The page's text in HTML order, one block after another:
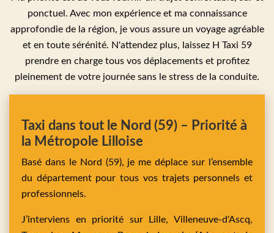
ponctuel. Avec mon expérience et ma connaissance
approfondie de la région, je vous assure un voyage agréable
et en toute sérénité. N'attendez plus, laissez H Taxi 59
prendre en charge tous vos déplacements et profitez
pleinement de votre journée sans le stress de la conduite.
Taxi dans tout le Nord (59) – Priorité à
la Métropole Lilloise
Basé dans le Nord (59), je me déplace sur l’ensemble
du département pour tous vos trajets personnels et
professionnels.
J’interviens en priorité surLille,Villeneuve-d'Ascq,